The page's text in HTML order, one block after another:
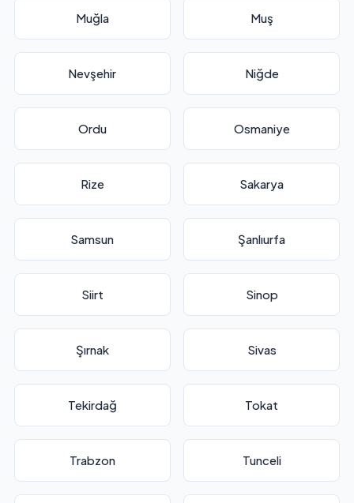
Muğla Muş
Nevşehir Niğde
Ordu Osmaniye
Rize Sakarya
Samsun Şanlıurfa
Siirt Sinop
Şırnak Sivas
Tekirdağ Tokat
Trabzon Tunceli